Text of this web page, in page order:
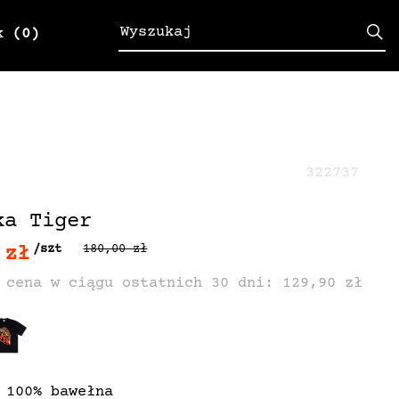
(0)
Tiger
322737
/szt 180,00 zł
cena w ciągu ostatnich 30 dni: 129,90 zł
bawełna